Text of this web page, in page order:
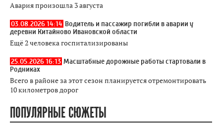
Авария произошла 3 августа
03.08.2026 14:14 Водитель и пассажир погибли в аварии у
деревни Китайново Ивановской области
Ещё 2 человека госпитализированы
25.05.2026 16:13 Масштабные дорожные работы стартовали в
Родниках
Всего в районе за этот сезон планируется отремонтировать
10 километров дорог
ПОПУЛЯРНЫЕ СЮЖЕТЫ